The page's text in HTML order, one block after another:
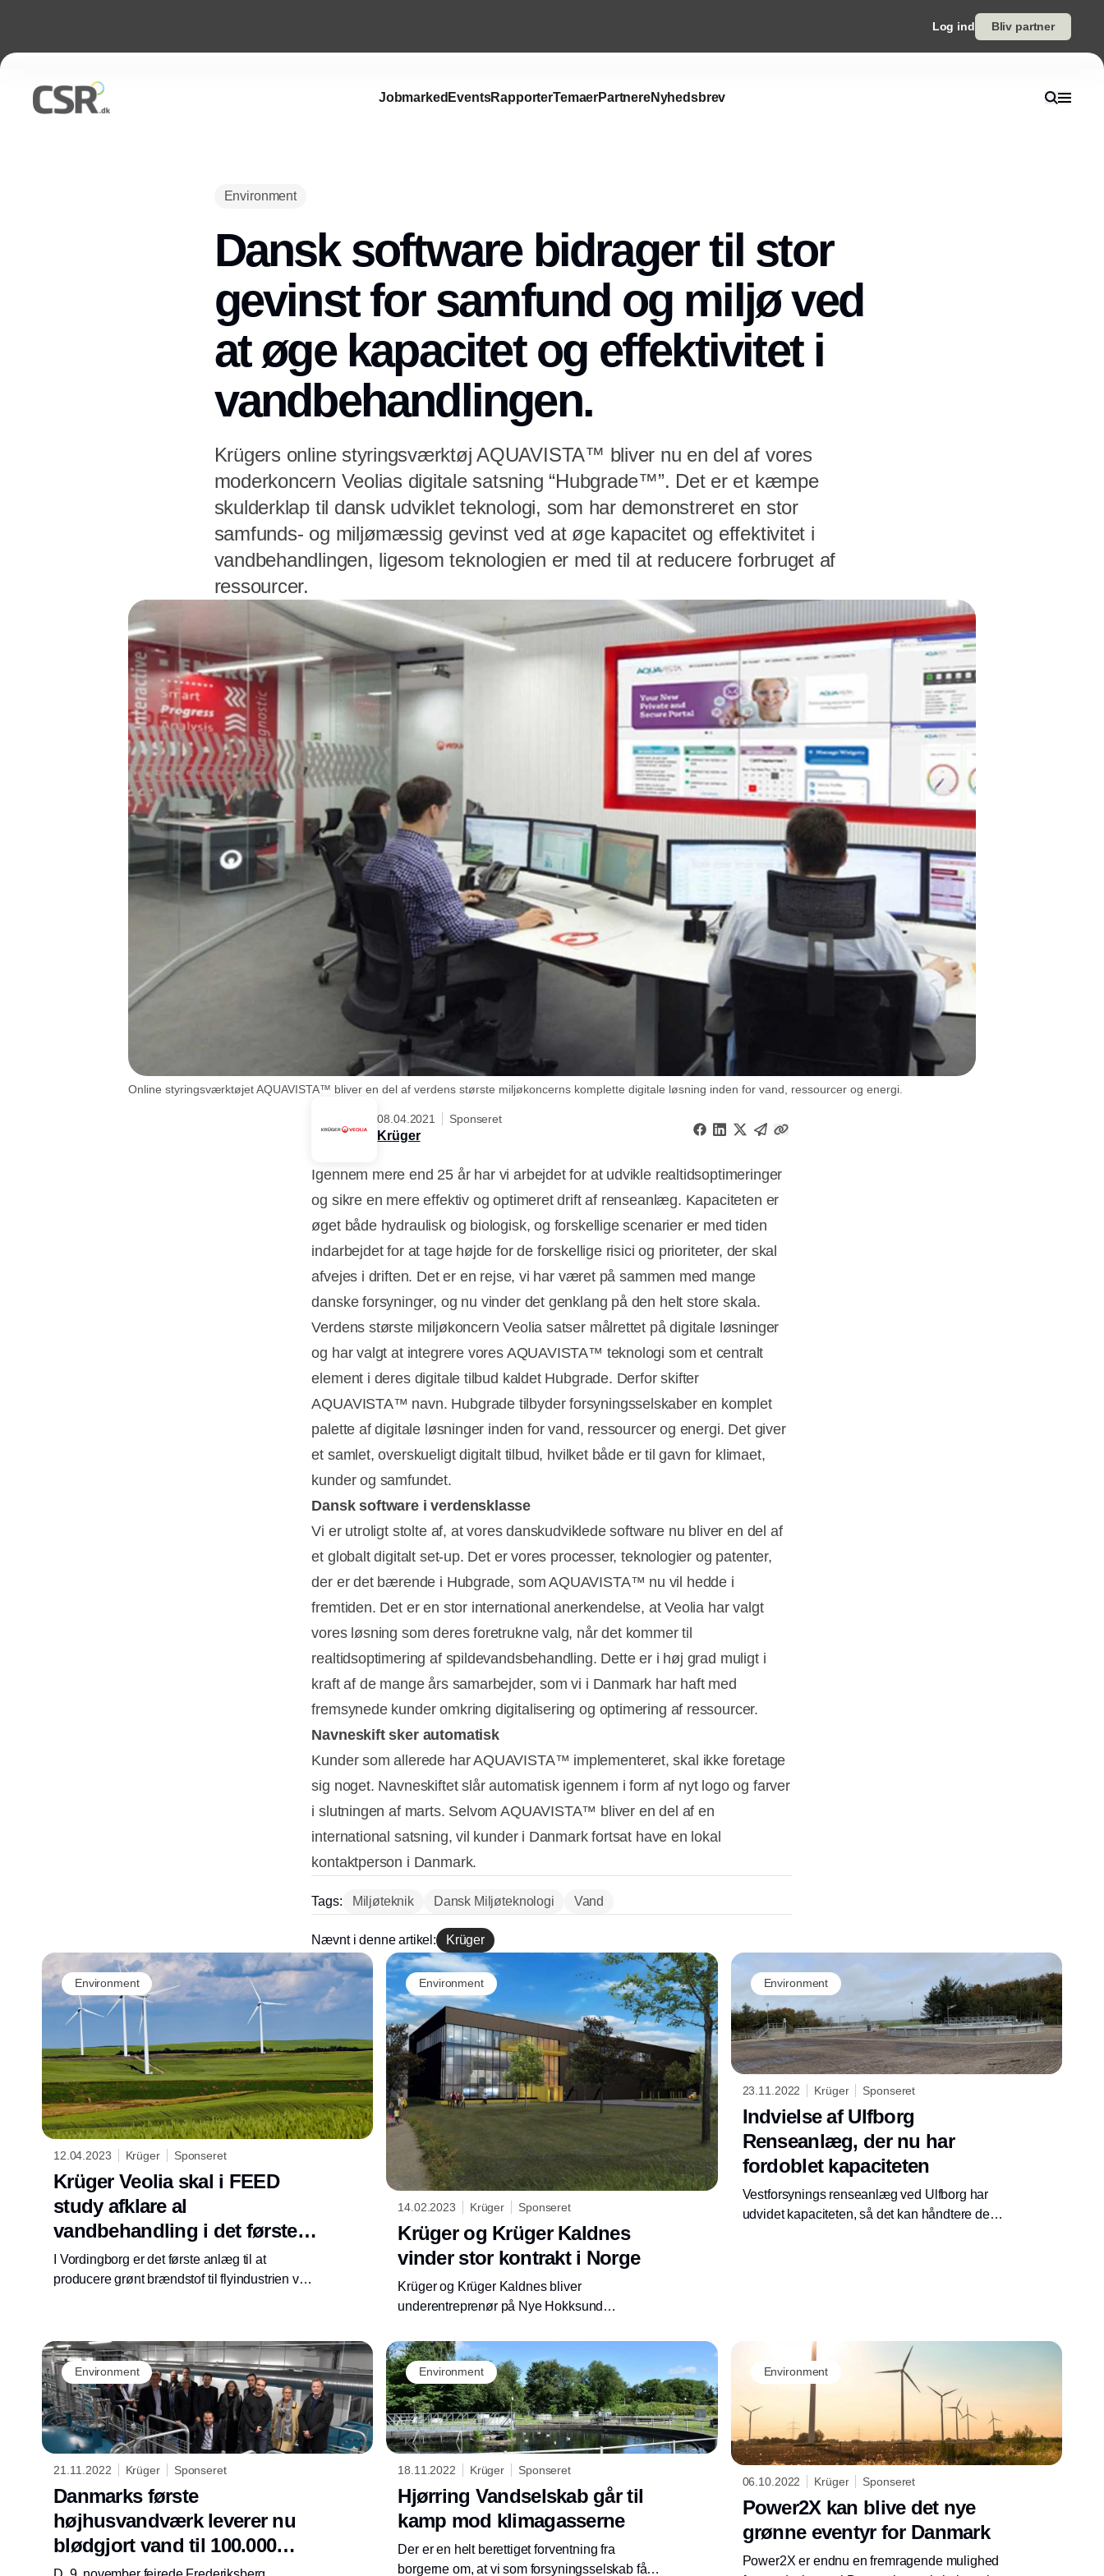
Log ind Bliv partner
Jobmarked EventsRapporterTemaerPartnereNyhedsbrev
Environment
Dansk software bidrager til stor
gevinst for samfund og miljø ved
at øge kapacitet og effektivitet i
vandbehandlingen.
Krügers online styringsværktøj AQUAVISTA™ bliver nu en del af vores
moderkoncern Veolias digitale satsning “Hubgrade™”. Det er et kæmpe
skulderklap til dansk udviklet teknologi, som har demonstreret en stor
samfunds- og miljømæssig gevinst ved at øge kapacitet og effektivitet i
vandbehandlingen, ligesom teknologien er med til at reducere forbruget af
ressourcer.
Online styringsværktøjet AQUAVISTA™ bliver en del af verdens største miljøkoncerns komplette digitale løsning inden for vand, ressourcer og energi.
08.04.2021 Sponseret
Krüger
Igennem mere end 25 år har vi arbejdet for at udvikle realtidsoptimeringer
og sikre en mere effektiv og optimeret drift af renseanlæg. Kapaciteten er
øget både hydraulisk og biologisk, og forskellige scenarier er med tiden
indarbejdet for at tage højde for de forskellige risici og prioriteter, der skal
afvejes i driften. Det er en rejse, vi har været på sammen med mange
danske forsyninger, og nu vinder det genklang på den helt store skala.
Verdens største miljøkoncern Veolia satser målrettet på digitale løsninger
og har valgt at integrere vores AQUAVISTA™ teknologi som et centralt
element i deres digitale tilbud kaldet Hubgrade. Derfor skifter
AQUAVISTA™ navn. Hubgrade tilbyder forsyningsselskaber en komplet
palette af digitale løsninger inden for vand, ressourcer og energi. Det giver
et samlet, overskueligt digitalt tilbud, hvilket både er til gavn for klimaet,
kunder og samfundet.
Dansk software i verdensklasse
Vi er utroligt stolte af, at vores danskudviklede software nu bliver en del af
et globalt digitalt set-up. Det er vores processer, teknologier og patenter,
der er det bærende i Hubgrade, som AQUAVISTA™ nu vil hedde i
fremtiden. Det er en stor international anerkendelse, at Veolia har valgt
vores løsning som deres foretrukne valg, når det kommer til
realtidsoptimering af spildevandsbehandling. Dette er i høj grad muligt i
kraft af de mange års samarbejder, som vi i Danmark har haft med
fremsynede kunder omkring digitalisering og optimering af ressourcer.
Navneskift sker automatisk
Kunder som allerede har AQUAVISTA™ implementeret, skal ikke foretage
sig noget. Navneskiftet slår automatisk igennem i form af nyt logo og farver
i slutningen af marts. Selvom AQUAVISTA™ bliver en del af en
international satsning, vil kunder i Danmark fortsat have en lokal
kontaktperson i Danmark.
Tags: Miljøteknik Dansk Miljøteknologi Vand
Nævnt i denne artikel: Krüger
Environment
12.04.2023 Krüger Sponseret
Krüger Veolia skal i FEED
study afklare al
vandbehandling i det første
anlæg til at producere grønt
brændstof til flyindustrien
I Vordingborg er det første anlæg til at
producere grønt brændstof til flyindustrien ved
producere 100 millioner liter grønt brændstof
om året ved hjælp af vedvarende el, havvand
og bio CO2. Brændstofferne er eDiesel,
eKerosene og eNaphtha.
Environment
14.02.2023 Krüger Sponseret
Krüger og Krüger Kaldnes
vinder stor kontrakt i Norge
Krüger og Krüger Kaldnes bliver
underentreprenør på Nye Hokksund
330 MNOK. Krüger og Krüger Kaldnes står for
leverance af hele procesdesignet og
mekanisk design. Det nye renseanlæg vil
sikre bedre vandmiljø i Oslofjorden og
befolkningsudvikling i kommunen.
Environment
23.11.2022 Krüger Sponseret
Indvielse af Ulfborg
Renseanlæg, der nu har
fordoblet kapaciteten
Vestforsynings renseanlæg ved Ulfborg har
udvidet kapaciteten, så det kan håndtere den
Environment
21.11.2022 Krüger Sponseret
Danmarks første
højhusvandværk leverer nu
blødgjort vand til 100.000
borgere
Environment
18.11.2022 Krüger Sponseret
Hjørring Vandselskab går til
kamp mod klimagasserne
Der er en helt berettiget forventning fra
borgerne om, at vi som forsyningsselskab får
Environment
06.10.2022 Krüger Sponseret
Power2X kan blive det nye
grønne eventyr for Danmark
Power2X er endnu en fremragende mulighed